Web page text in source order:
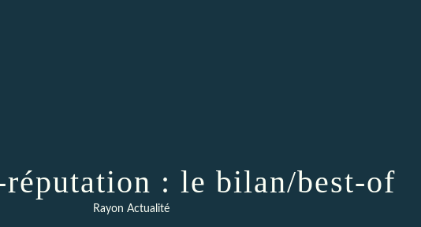
: le bilan/best-of
Rayon Actualité